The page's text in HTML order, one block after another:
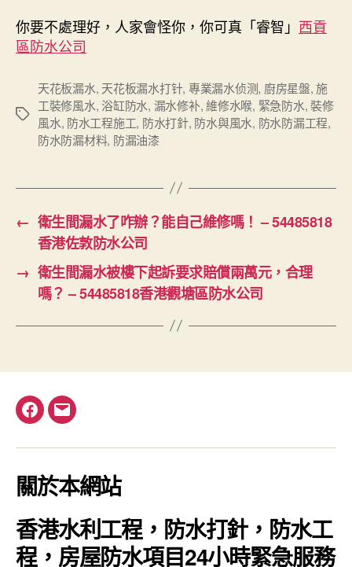
你要不處理好，人家會怪你，你可真「睿智」 西貢
區防水公司
Tags
天花板漏水, 天花板漏水打针, 專業漏水侦测, 廚房星盤,施
工裝修風水, 浴缸防水, 漏水修补,維修水喉, 緊急防水,裝修
風水, 防水工程施工, 防水打針, 防水與風水, 防水防漏工程,
防水防漏材料, 防漏油漆
← 衛生間漏水了咋辦？能自己維修嗎！ – 54485818
香港佐敦防水公司
→ 衛生間漏水被樓下起訴要求賠償兩萬元，合理
嗎？ – 54485818香港觀塘區防水公司
Facebook
電
關於本網站
香港水利工程，防水打針，防水工
程，房屋防水項目24小時緊急服務